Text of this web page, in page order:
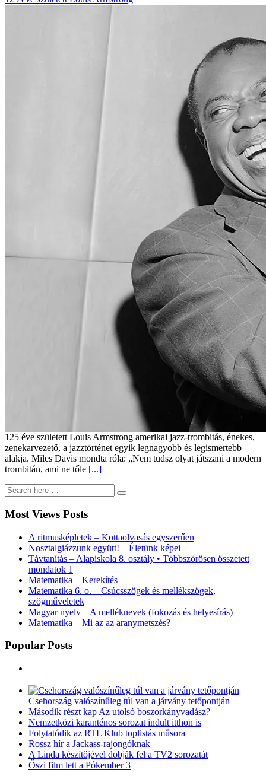
125 éve született Louis Armstrong amerikai jazz-trombitás, énekes,
zenekarvezető, a jazztörténet egyik legnagyobb és legismertebb
alakja. Miles Davis mondta róla: „Nem tudsz olyat játszani a modern
trombitán, ami ne tőle [...]
Most Views Posts
A ritmusképletek – Kottaolvasás egyszerűen
Nosztalgiázzunk együtt! – Életünk képei
Távtanítás – Alapiskola 8. osztály • Többszörösen összetett
mondatok 1
Matematika – Kerekítés
Matematika 6. o. – Csúcsszögek és mellékszögek,
szögműveletek
Magyar nyelv – A melléknevek (fokozás és helyesírás)
Matematika – Mi az az aranymetszés?
Popular Posts
Csehország valószínűleg túl van a járvány tetőpontján
Második részt kap Az utolsó boszorkányvadász?
Nemzetközi karanténos sorozat indult itthon is
Folytatódik az RTL Klub toplistás műsora
Rossz hír a Jackass-rajongóknak
A Linda készítőjével dobják fel a TV2 sorozatát
Őszi film lett a Pókember 3